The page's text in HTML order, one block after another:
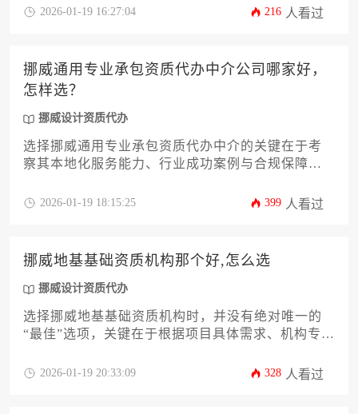
具备挪威建筑行业准入资质的可靠合作伙伴。
2026-01-19 16:27:04 216 人看过
挪威通用专业承包资质代办中介公司哪家好，
怎样选？
挪威设计资质代办
选择挪威通用专业承包资质代办中介的关键在于考
察其本地化服务能力、行业成功案例与合规保障体
局备案记录，并能提供涵盖材料准备、现场核查的
进行决策，避免选择仅提供翻译服务的浅层中介。
2026-01-19 18:15:25 399 人看过
挪威地基基础资质机构那个好,怎么选
挪威设计资质代办
选择挪威地基基础资质机构时，并没有绝对唯一的
“最佳”选项，关键在于根据项目具体需求、机构专业
比进行综合评估。本文将从资质标准解读、市场主
2026-01-19 20:33:09 328 人看过